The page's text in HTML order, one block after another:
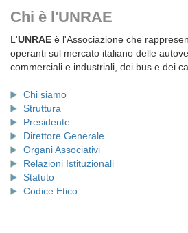
Chi è l'UNRAE
L'UNRAE è l'Associazione che
operanti sul mercato italiano delle
commerciali e industriali, dei bus e dei
Chi siamo
Struttura
Presidente
Direttore Generale
Organi Associativi
Relazioni Istituzionali
Statuto
Codice Etico